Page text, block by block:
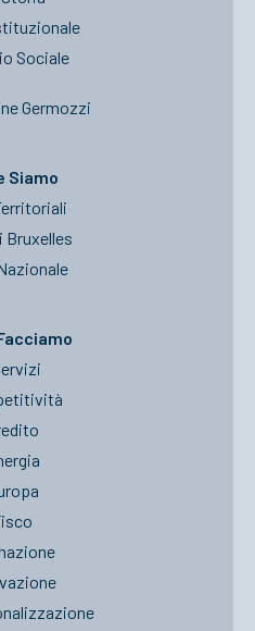
Sociale
Germozzi
Siamo
Bruxelles